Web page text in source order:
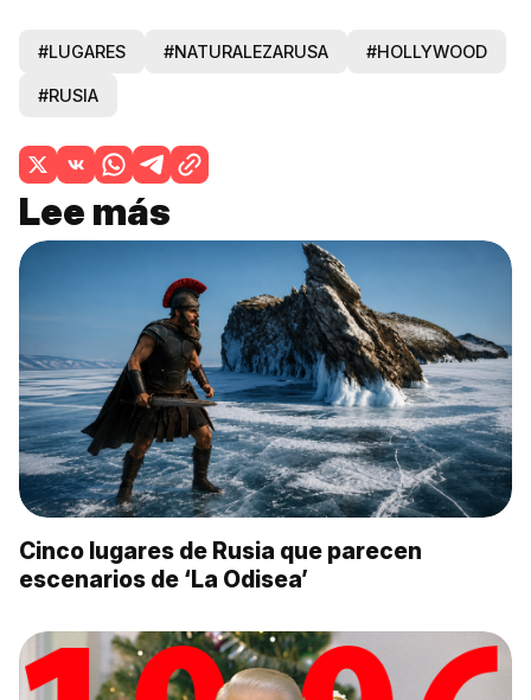
#LUGARES #NATURALEZARUSA #HOLLYWOOD
#RUSIA
Lee más
Cinco lugares de Rusia que parecen
escenarios de ‘La Odisea’